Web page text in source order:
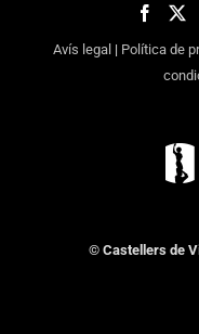
Avís legal| Política de
© Castellers de